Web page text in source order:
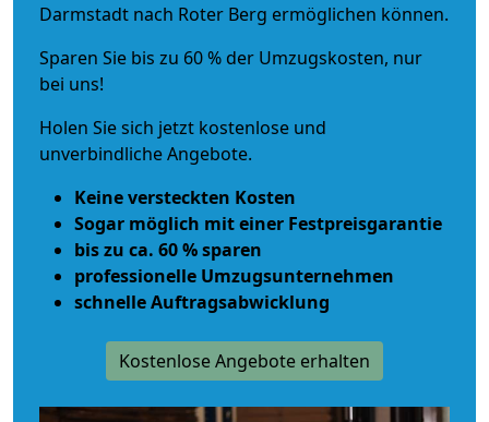
Darmstadt nach Roter Berg ermöglichen können.
Sparen Sie bis zu 60 % der Umzugskosten, nur
bei uns!
Holen Sie sich jetzt kostenlose und
unverbindliche Angebote.
Keine versteckten Kosten
Sogar möglich mit einer Festpreisgarantie
bis zu ca. 60 % sparen
professionelle Umzugsunternehmen
schnelle Auftragsabwicklung
Kostenlose Angebote erhalten